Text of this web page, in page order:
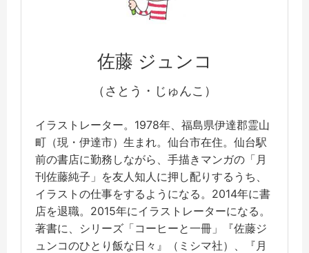
佐藤 ジュンコ
（さとう・じゅんこ）
イラストレーター。1978年、福島県伊達郡霊山
町（現・伊達市）生まれ。仙台市在住。仙台駅
前の書店に勤務しながら、手描きマンガの「月
刊佐藤純子」を友人知人に押し配りするうち、
イラストの仕事をするようになる。2014年に書
店を退職。2015年にイラストレーターになる。
著書に、シリーズ「コーヒーと一冊」『佐藤ジ
ュンコのひとり飯な日々』（ミシマ社）、『月